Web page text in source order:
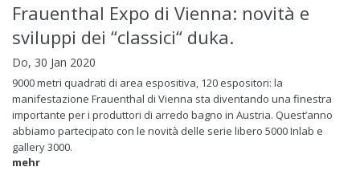
Frauenthal Expo di Vienna: novità e
sviluppi dei “classici“ duka.
Do, 30 Jan 2020
9000 metri quadrati di area espositiva, 120 espositori: la
manifestazione Frauenthal di Vienna sta diventando una finestra
importante per i produttori di arredo bagno in Austria. Quest’anno
abbiamo partecipato con le novità delle serie libero 5000 Inlab e
gallery 3000.
mehr